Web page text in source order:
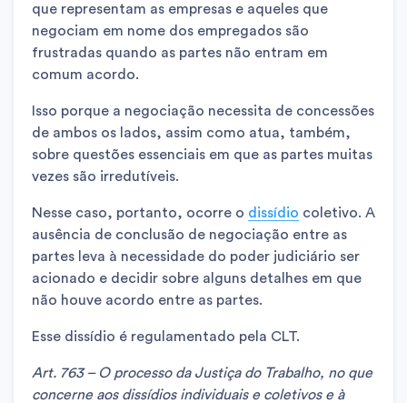
que representam as empresas e aqueles que
negociam em nome dos empregados são
frustradas quando as partes não entram em
comum acordo.
Isso porque a negociação necessita de concessões
de ambos os lados, assim como atua, também,
sobre questões essenciais em que as partes muitas
vezes são irredutíveis.
Nesse caso, portanto, ocorre o dissídio coletivo. A
ausência de conclusão de negociação entre as
partes leva à necessidade do poder judiciário ser
acionado e decidir sobre alguns detalhes em que
não houve acordo entre as partes.
Esse dissídio é regulamentado pela CLT.
Art. 763 – O processo da Justiça do Trabalho, no que
concerne aos dissídios individuais e coletivos e à